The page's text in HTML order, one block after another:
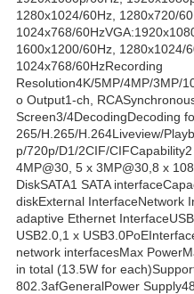
1280x1024/60Hz, 1280x720/
1024x768/
1600x1200/60Hz, 1280x1024/
1024x768/60HzRecording
Resolution4K/5MP/4MP/3MP/
o Output1-ch,
Screen3/4DecodingDecoding
265/H.265/H.264Liveview/
p/720p/D1/2CIF/
4MP@30, 5 x 3MP@30,8 x
DiskSATA1 SATA
diskExternal InterfaceNetwork
adaptive Ethernet
USB2.0,1 x
network interfacesMax
in total (13.5W for
802.3afGeneralPower